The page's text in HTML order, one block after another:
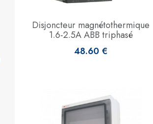
Disjoncteur magnétothermique
1.6-2.5A ABB triphasé
48.60 €